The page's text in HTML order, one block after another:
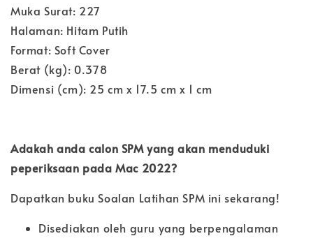
Muka Surat: 227
Halaman: Hitam Putih
Format: Soft Cover
Berat (kg): 0.378
Dimensi (cm): 25 cm x 17.5 cm x 1 cm
Adakah anda calon SPM yang akan menduduki
peperiksaan pada Mac 2022?
Dapatkan buku Soalan Latihan SPM ini sekarang!
Disediakan oleh guru yang berpengalaman